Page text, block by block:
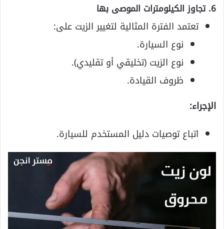
6. تجاوز الكيلومترات الموصى بها
تعتمد الفترة المثالية لتغيير الزيت على:
نوع السيارة.
نوع الزيت (تخليقي أو تقليدي).
ظروف القيادة.
الإجراء:
اتباع توصيات دليل المستخدم للسيارة.